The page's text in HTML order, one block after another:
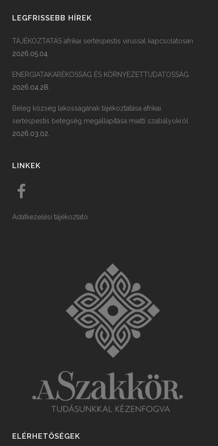
LEGFRISSEBB HÍREK
TÁJÉKOZTATÁS afrikai sertéspestis vírussal kapcsolatosan
2026.05.04.
ENERGIATAKARÉKOSSÁG ÉS KÖRNYEZETTUDATOSSÁG
2026.04.28.
Beleg község lakosságának tájékoztatása afrikai
sertéspestis betegség megállapítása miatti szabályokról
2026.03.02.
LINKEK
Adatkezelési tájékoztató
ELÉRHETŐSÉGEK